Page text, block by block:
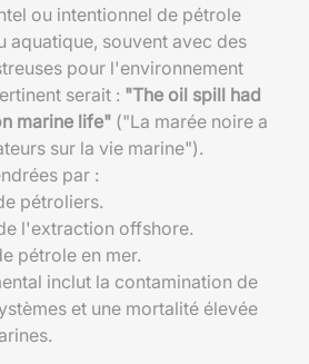
ou intentionnel de pétrole
aquatique, souvent avec des
pour l'environnement
serait : "The oil spill had
marine life" ("La marée noire a
sur la vie marine").
par :
pétroliers.
l'extraction offshore.
pétrole en mer.
inclut la contamination de
et une mortalité élevée